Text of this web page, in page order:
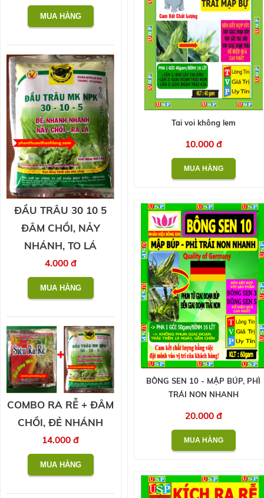
Tai voi không lem
10.000 đ
BÔNG SEN 10 - MẬP BÚP, PHÌ
TRÁI NON NHANH
20.000 đ
ĐẦU TRÂU 30 10 5
ĐÂM CHỒI, NẢY
NHÁNH, TO LÁ
4.000 đ
COMBO RA RỄ + ĐÂM
CHỒI, ĐẺ NHÁNH
14.000 đ